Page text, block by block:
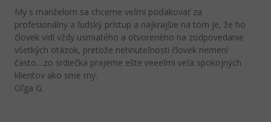
My s manželom sa chceme veľmi poďakovať za
profesionálny a ľudský prístup a najkrajšie na tom je, že ho
človek vidí vždy usmiatého a otvoreného na zodpovedanie
všetkých otázok, pretože nehnuteľnosti človek nemení
často....zo srdiečka prajeme ešte veeeľmi veľa spokojných
klientov ako sme my.
Oľga G.